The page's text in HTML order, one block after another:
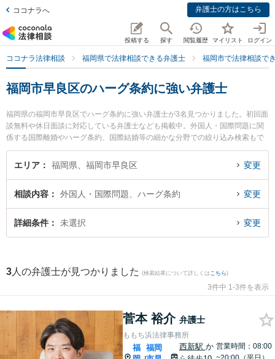
ココナラへ 弁護士の方はこちら
投稿する 探す 閲覧履歴 マイリスト ログイン
ココナラ法律相談 福岡県で法律相談できる弁護士 福岡市で法律相談で
福岡市早良区のハーグ条約に強い弁護士
福岡県の福岡市早良区でハーグ条約に強い弁護士が3名見つかりました。初回面
談無料や休日面談に対応している弁護士なども掲載中。外国人・国際問題に関
係する国際離婚やハーグ条約、国際結婚等の細かな分野での絞り込み検索もで
き便利です。特にももち浜法律事務所の菅本 裕介弁護士や日の出総合法律事務
所の下村 訓弘弁護士、弁護士法人コイノニア（コイノニア法律事務所）の浜上
士に相談したい』『ハーグ条約のトラブル解決の実績豊富な近くの弁護士を検
索したい』『初回相談無料でハーグ条約を法律相談できる福岡市早良区内の弁
護士に相談予約したい』などでお困りの相談者さんにおすすめです。
エリア 福岡県、福岡市早良区 変更
相談内容 外国人・国際問題、ハーグ条約 変更
詳細条件 未選択 変更
3 人の弁護士が見つかりました (検索結果について詳しくは こちら)
3件中 1-3件を表示
菅本 裕介 弁護士
ももち浜法律事務所
福 福岡
西新駅 か 営業時間：08:00